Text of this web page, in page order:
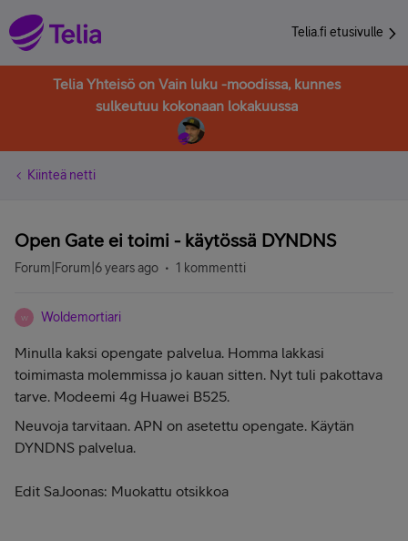
Telia.fi etusivulle
Telia Yhteisö on Vain luku -moodissa, kunnes
sulkeutuu kokonaan lokakuussa
Kiinteä netti
Open Gate ei toimi - käytössä DYNDNS
Forum|Forum|6 years ago 1 kommentti
W Woldemortiari
Minulla kaksi opengate palvelua. Homma lakkasi
toimimasta molemmissa jo kauan sitten. Nyt tuli pakottava
tarve. Modeemi 4g Huawei B525.
Neuvoja tarvitaan. APN on asetettu opengate. Käytän
DYNDNS palvelua.
Edit SaJoonas: Muokattu otsikkoa